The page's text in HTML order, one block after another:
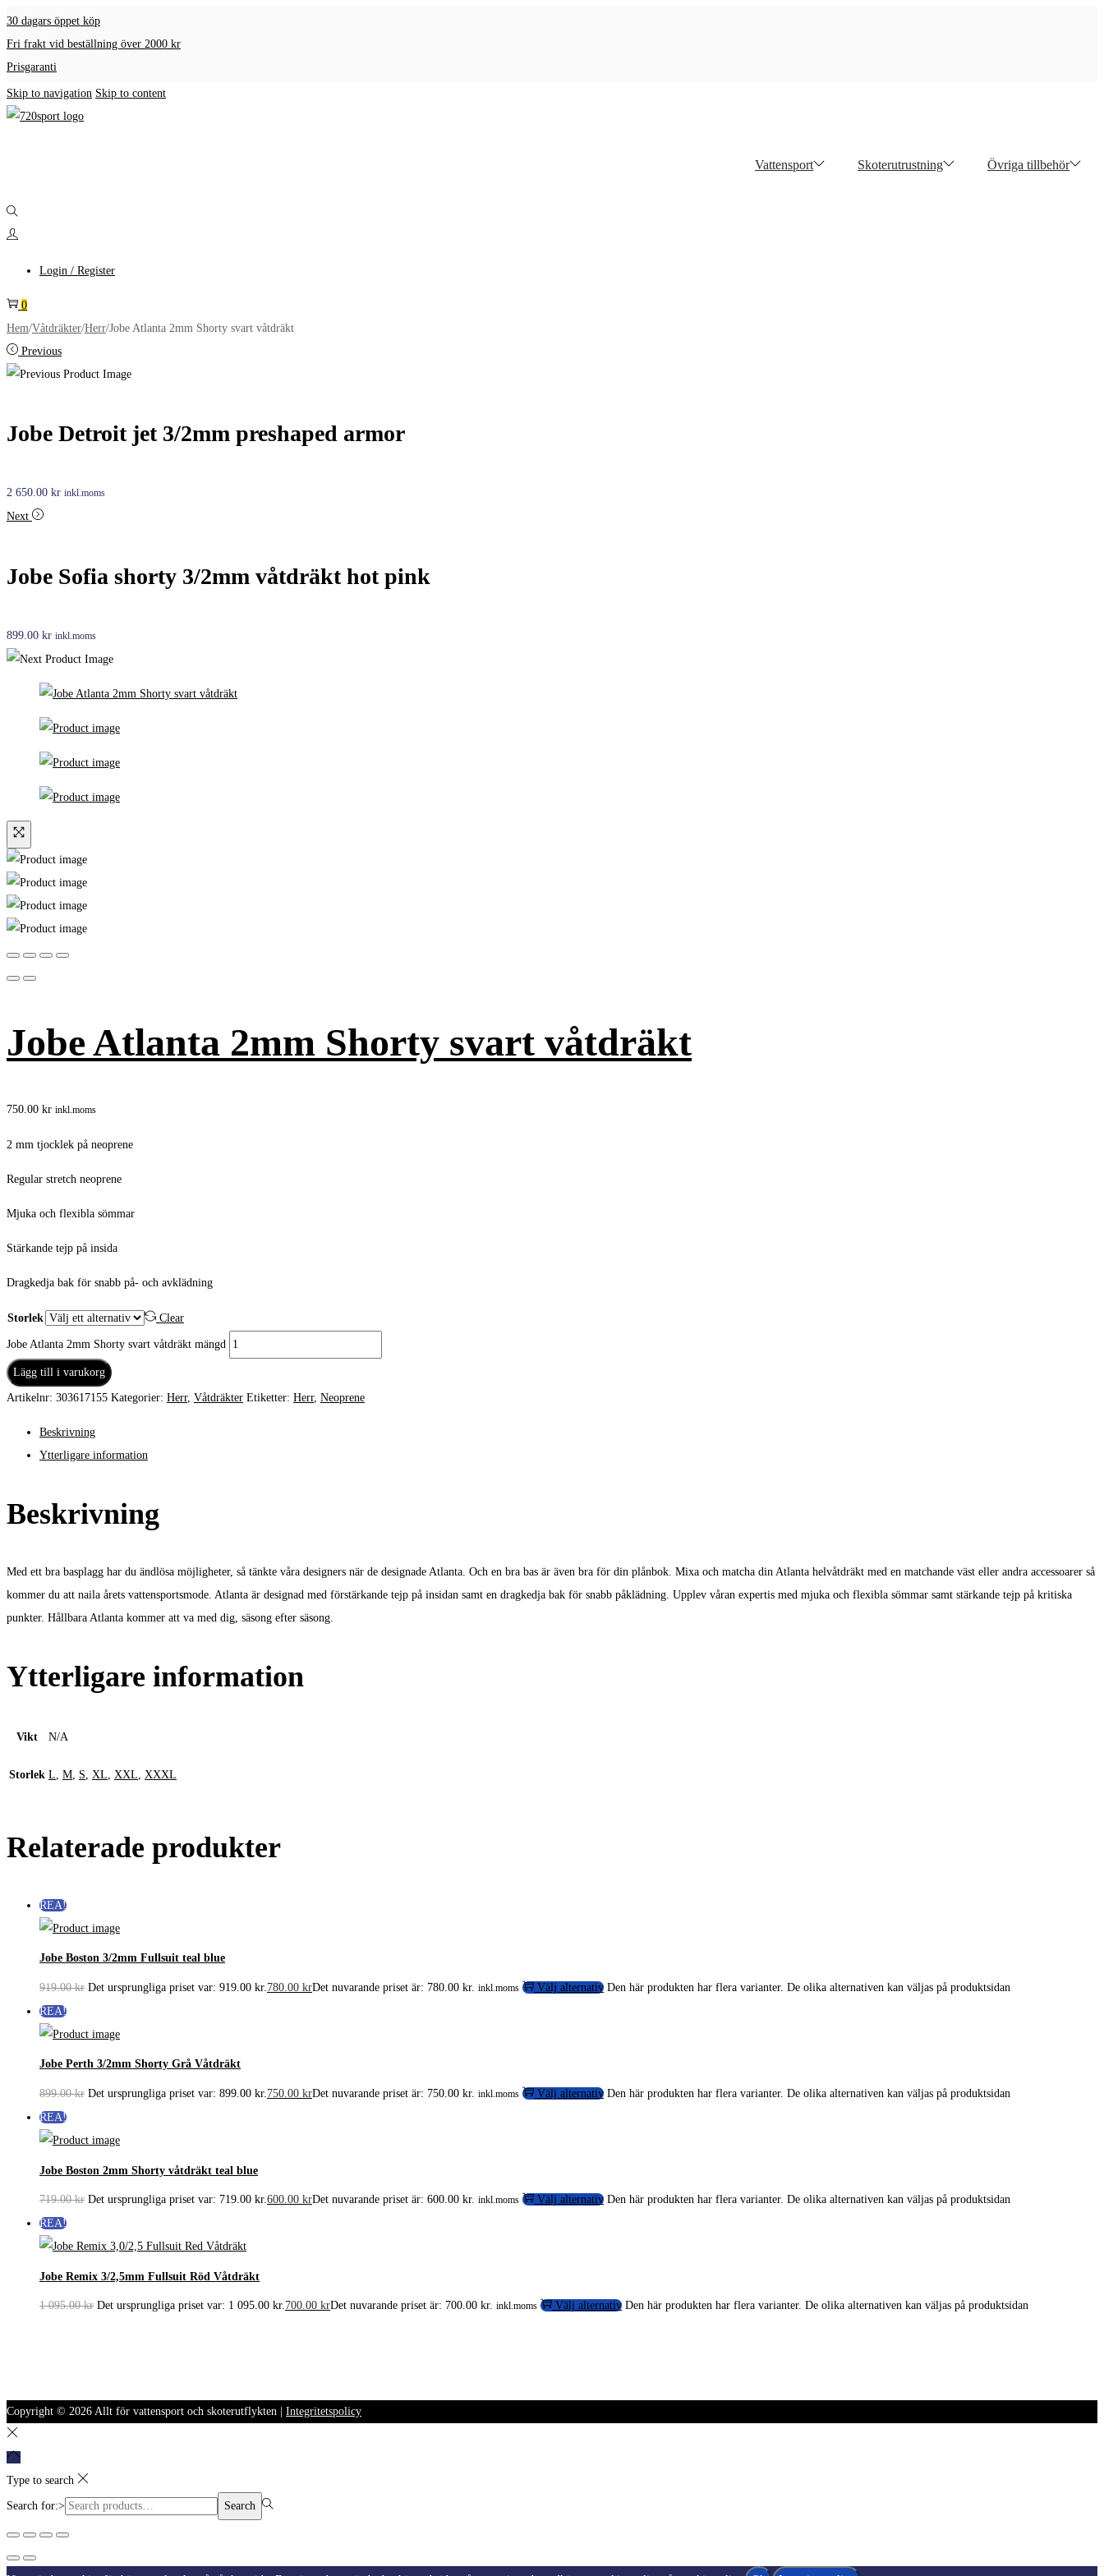
30 dagars öppet köp
Fri frakt vid beställning över 2000 kr
Prisgaranti
Skip to navigation Skip to content
Vattensport Skoterutrustning Övriga tillbehör
Login / Register
0
Hem/Våtdräkter/Herr/Jobe Atlanta 2mm Shorty svart våtdräkt
Previous
Jobe Detroit jet 3/2mm preshaped armor
2 650.00 kr inkl.moms
Next
Jobe Sofia shorty 3/2mm våtdräkt hot pink
899.00 kr inkl.moms
Jobe Atlanta 2mm Shorty svart våtdräkt
750.00 kr inkl.moms
2 mm tjocklek på neoprene
Regular stretch neoprene
Mjuka och flexibla sömmar
Stärkande tejp på insida
Dragkedja bak för snabb på- och avklädning
Storlek Clear
Jobe Atlanta 2mm Shorty svart våtdräkt mängd
Lägg till i varukorg
Artikelnr: 303617155 Kategorier: Herr, Våtdräkter Etiketter: Herr, Neoprene
Beskrivning
Ytterligare information
Beskrivning
Med ett bra basplagg har du ändlösa möjligheter, så tänkte våra designers när de designade Atlanta. Och en bra bas är även bra för din plånbok. Mixa och matcha din Atlanta helvåtdräkt med en matchande väst eller andra accessoarer så
kommer du att naila årets vattensportsmode. Atlanta är designad med förstärkande tejp på insidan samt en dragkedja bak för snabb påklädning. Upplev våran expertis med mjuka och flexibla sömmar samt stärkande tejp på kritiska
punkter. Hållbara Atlanta kommer att va med dig, säsong efter säsong.
Ytterligare information
Vikt N/A
Storlek L M S XL XXL XXXL
Relaterade produkter
REA!
Jobe Boston 3/2mm Fullsuit teal blue
919.00kr Det ursprungliga priset var: 919.00 kr. 780.00 krDet nuvarande priset är: 780.00 kr. inkl.moms Välj alternativ Den här produkten har flera varianter. De olika alternativen kan väljas på produktsidan
REA!
Jobe Perth 3/2mm Shorty Grå Våtdräkt
899.00kr Det ursprungliga priset var: 899.00 kr. 750.00 krDet nuvarande priset är: 750.00 kr. inkl.moms Välj alternativ Den här produkten har flera varianter. De olika alternativen kan väljas på produktsidan
REA!
Jobe Boston 2mm Shorty våtdräkt teal blue
719.00kr Det ursprungliga priset var: 719.00 kr.600.00 krDet nuvarande priset är: 600.00 kr. inkl.moms Välj alternativ Den här produkten har flera varianter. De olika alternativen kan väljas på produktsidan
REA!
Jobe Remix 3/2,5mm Fullsuit Röd Våtdräkt
1 095.00kr Det ursprungliga priset var: 1 095.00 kr.700.00 krDet nuvarande priset är: 700.00 kr. inkl.moms Välj alternativ Den här produkten har flera varianter. De olika alternativen kan väljas på produktsidan
Copyright © 2026 Allt för vattensport och skoterutflykten Integritetspolicy
Type to search
Search for:> Search